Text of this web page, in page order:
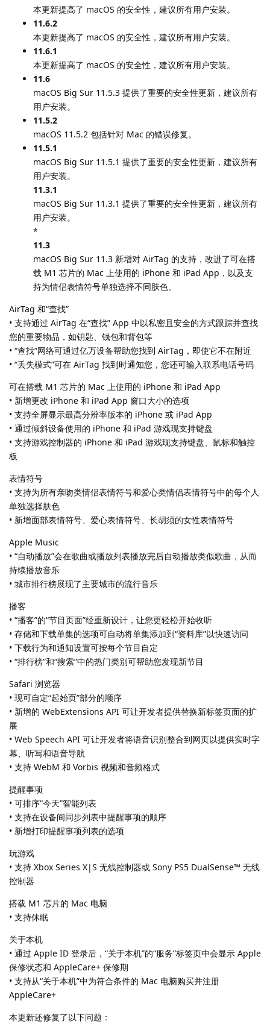
本更新提高了 macOS 的安全性，建议所有用户安装。
11.6.2
本更新提高了 macOS 的安全性，建议所有用户安装。
11.6.1
本更新提高了 macOS 的安全性，建议所有用户安装。
11.6
macOS Big Sur 11.5.3 提供了重要的安全性更新，建议所有
用户安装。
11.5.2
macOS 11.5.2 包括针对 Mac 的错误修复。
11.5.1
macOS Big Sur 11.5.1 提供了重要的安全性更新，建议所有
用户安装。
11.3.1
macOS Big Sur 11.3.1 提供了重要的安全性更新，建议所有
用户安装。
*
11.3
macOS Big Sur 11.3 新增对 AirTag 的支持，改进了可在搭
载 M1 芯片的 Mac 上使用的 iPhone 和 iPad App，以及支
持为情侣表情符号单独选择不同肤色。
AirTag 和“查找”
• 支持通过 AirTag 在“查找” App 中以私密且安全的方式跟踪并查找
您的重要物品，如钥匙、钱包和背包等
• “查找”网络可通过亿万设备帮助您找到 AirTag，即使它不在附近
• “丢失模式”可在 AirTag 找到时通知您，您还可输入联系电话号码
可在搭载 M1 芯片的 Mac 上使用的 iPhone 和 iPad App
• 新增更改 iPhone 和 iPad App 窗口大小的选项
• 支持全屏显示最高分辨率版本的 iPhone 或 iPad App
• 通过倾斜设备使用的 iPhone 和 iPad 游戏现支持键盘
• 支持游戏控制器的 iPhone 和 iPad 游戏现支持键盘、鼠标和触控
板
表情符号
• 支持为所有亲吻类情侣表情符号和爱心类情侣表情符号中的每个人
单独选择肤色
• 新增面部表情符号、爱心表情符号、长胡须的女性表情符号
Apple Music
• “自动播放”会在歌曲或播放列表播放完后自动播放类似歌曲，从而
持续播放音乐
• 城市排行榜展现了主要城市的流行音乐
播客
• “播客”的“节目页面”经重新设计，让您更轻松开始收听
• 存储和下载单集的选项可自动将单集添加到“资料库”以快速访问
• 下载行为和通知设置可按每个节目自定
• “排行榜”和“搜索”中的热门类别可帮助您发现新节目
Safari 浏览器
• 现可自定“起始页”部分的顺序
• 新增的 WebExtensions API 可让开发者提供替换新标签页面的扩
展
• Web Speech API 可让开发者将语音识别整合到网页以提供实时字
幕、听写和语音导航
• 支持 WebM 和 Vorbis 视频和音频格式
提醒事项
• 可排序“今天”智能列表
• 支持在设备间同步列表中提醒事项的顺序
• 新增打印提醒事项列表的选项
玩游戏
• 支持 Xbox Series X|S 无线控制器或 Sony PS5 DualSense™ 无线
控制器
搭载 M1 芯片的 Mac 电脑
• 支持休眠
关于本机
• 通过 Apple ID 登录后，“关于本机”的“服务”标签页中会显示 Apple
保修状态和 AppleCare+ 保修期
• 支持从“关于本机”中为符合条件的 Mac 电脑购买并注册
AppleCare+
本更新还修复了以下问题：